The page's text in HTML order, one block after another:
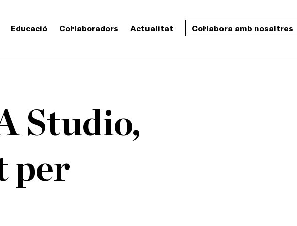
Educació Col·laboradors Actualitat Col·labora amb nosaltres
Studio,
per